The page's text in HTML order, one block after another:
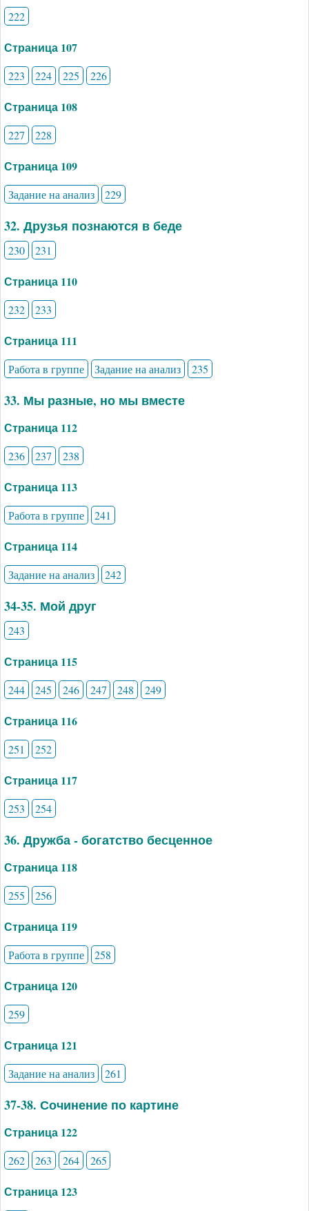
222
Страница 107
223 224 225 226
Страница 108
227 228
Страница 109
Задание на анализ 229
32. Друзья познаются в беде
230 231
Страница 110
232 233
Страница 111
Работа в группе Задание на анализ 235
33. Мы разные, но мы вместе
Страница 112
236 237 238
Страница 113
Работа в группе 241
Страница 114
Задание на анализ 242
34-35. Мой друг
243
Страница 115
244 245 246 247 248 249
Страница 116
251 252
Страница 117
253 254
36. Дружба - богатство бесценное
Страница 118
255 256
Страница 119
Работа в группе 258
Страница 120
259
Страница 121
Задание на анализ 261
37-38. Сочинение по картине
Страница 122
262 263 264 265
Страница 123